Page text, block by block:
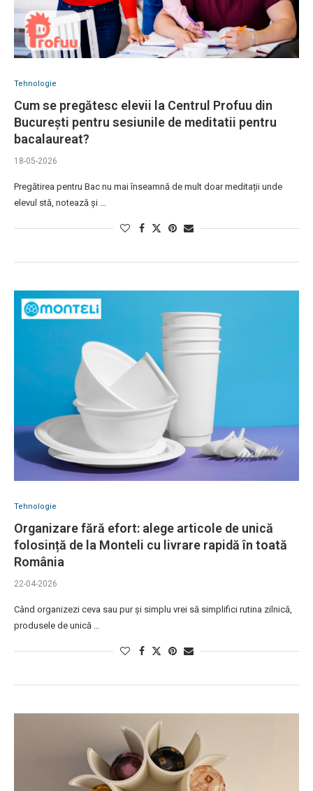
Tehnologie
Cum se pregătesc elevii la Centrul Profuu din
București pentru sesiunile de meditatii pentru
bacalaureat?
18-05-2026
Pregătirea pentru Bac nu mai înseamnă de mult doar meditații unde
elevul stă, notează și …
Tehnologie
Organizare fără efort: alege articole de unică
folosință de la Monteli cu livrare rapidă în toată
România
22-04-2026
Când organizezi ceva sau pur și simplu vrei să simplifici rutina zilnică,
produsele de unică …